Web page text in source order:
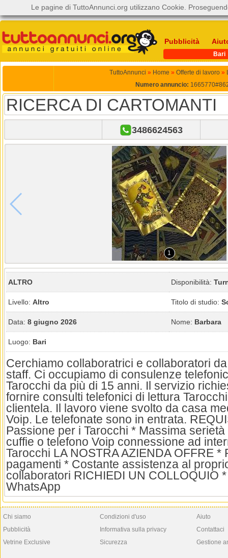
Pubblicità
Bari
TuttoAnnunci » Home » Offerte di lavoro »
Numero annuncio:
RICERCA DI CARTOMANTI
3486624563
1
ALTRO Disponibilità:
Livello: Altro Titolo di studio:
Data: 8 giugno 2026 Nome: Barbara
Luogo: Bari
Cerchiamo collaboratrici e collaboratori
staff. Ci occupiamo di consulenze
Tarocchi da più di 15 anni. Il servizio
fornire consulti telefonici di lettura
clientela. Il lavoro viene svolto da casa
Voip. Le telefonate sono in entrata.
Passione per i Tarocchi * Massima
cuffie o telefono Voip connessione ad
Tarocchi LA NOSTRA AZIENDA OFFRE *
pagamenti * Costante assistenza al
collaboratori RICHIEDI UN COLLOQUIO
WhatsApp
Chi siamo
Pubblicità
Vetrine Exclusive
Condizioni d'uso
Informativa sulla privacy
Sicurezza
Aiuto
Contattaci
Gestione
Le pagine di TuttoAnnunci.org utilizzano Cookie.